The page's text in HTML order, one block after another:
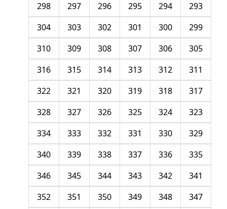
293
294
295
296
297
298
299
300
301
302
303
304
305
306
307
308
309
310
311
312
313
314
315
316
317
318
319
320
321
322
323
324
325
326
327
328
329
330
331
332
333
334
335
336
337
338
339
340
341
342
343
344
345
346
347
348
349
350
351
352